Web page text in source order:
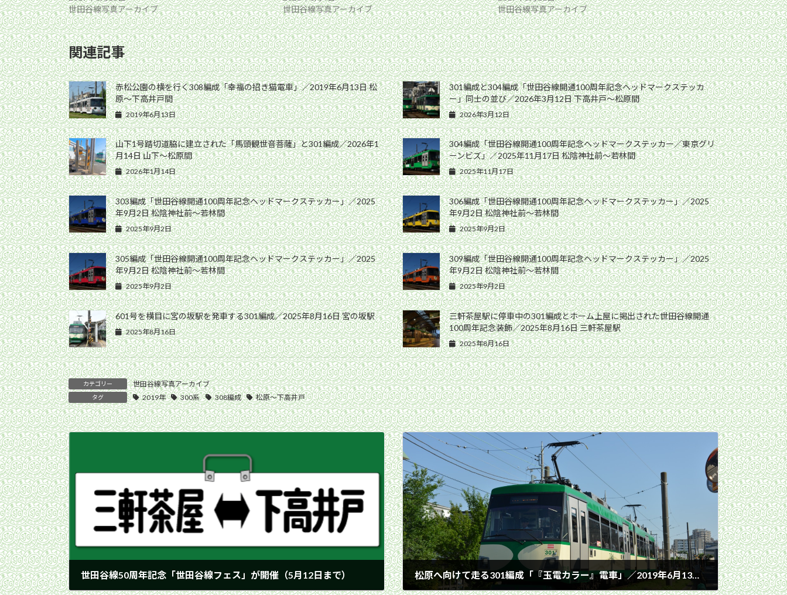
世田谷線写真アーカイブ
世田谷線写真アーカイブ
世田谷線写真アーカイブ
関連記事
赤松公園の横を行く308編成「幸福の招き猫電車」／2019年6月13日 松
原〜下高井戸間
2019年6月13日
301編成と304編成「世田谷線開通100周年記念ヘッドマークステッカ
ー」同士の並び／2026年3月12日 下高井戸〜松原間
2026年3月12日
山下1号踏切道脇に建立された「馬頭観世音菩薩」と301編成／2026年1
月14日 山下〜松原間
2026年1月14日
304編成「世田谷線開通100周年記念ヘッドマークステッカー／東京グリ
ーンビズ」／2025年11月17日 松陰神社前〜若林間
2025年11月17日
303編成「世田谷線開通100周年記念ヘッドマークステッカー」／2025
年9月2日 松陰神社前〜若林間
2025年9月2日
306編成「世田谷線開通100周年記念ヘッドマークステッカー」／2025
年9月2日 松陰神社前〜若林間
2025年9月2日
305編成「世田谷線開通100周年記念ヘッドマークステッカー」／2025
年9月2日 松陰神社前〜若林間
2025年9月2日
309編成「世田谷線開通100周年記念ヘッドマークステッカー」／2025
年9月2日 松陰神社前〜若林間
2025年9月2日
601号を横目に宮の坂駅を発車する301編成／2025年8月16日 宮の坂駅
2025年8月16日
三軒茶屋駅に停車中の301編成とホーム上屋に掲出された世田谷線開通
100周年記念装飾／2025年8月16日 三軒茶屋駅
2025年8月16日
カテゴリー 世田谷線写真アーカイブ
タグ 2019年 300系 308編成 松原〜下高井戸
世田谷線50周年記念「世田谷線フェス」が開催（5月12日まで） 松原へ向けて走る301編成「『玉電カラー』電車」／2019年6月13日 下高井戸〜松原間